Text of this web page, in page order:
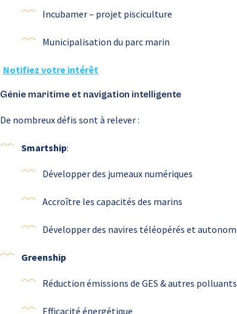
Incubamer – projet pisciculture
Municipalisation du parc marin
Notifiez votre intérêt
Génie maritime et navigation intelligente
De nombreux défis sont à relever :
Smartship:
Développer des jumeaux numériques
Accroître les capacités des marins
Développer des navires téléopérés et
Greenship
Réduction émissions de GES & autres polluants
Efficacité énergétique